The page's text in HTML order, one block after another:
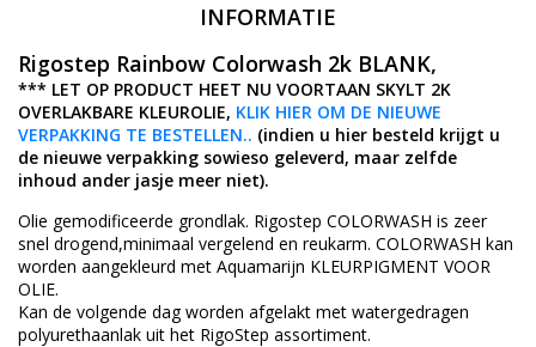
INFORMATIE
Rigostep Rainbow Colorwash 2k BLANK,
*** LET OP PRODUCT HEET NU VOORTAAN SKYLT 2K
OVERLAKBARE KLEUROLIE, KLIK HIER OM DE NIEUWE
VERPAKKING TE BESTELLEN.. (indien u hier besteld krijgt u
de nieuwe verpakking sowieso geleverd, maar zelfde
inhoud ander jasje meer niet).
Olie gemodificeerde grondlak. Rigostep COLORWASH is zeer
snel drogend,minimaal vergelend en reukarm. COLORWASH kan
worden aangekleurd met Aquamarijn KLEURPIGMENT VOOR
OLIE.
Kan de volgende dag worden afgelakt met watergedragen
polyurethaanlak uit het RigoStep assortiment.